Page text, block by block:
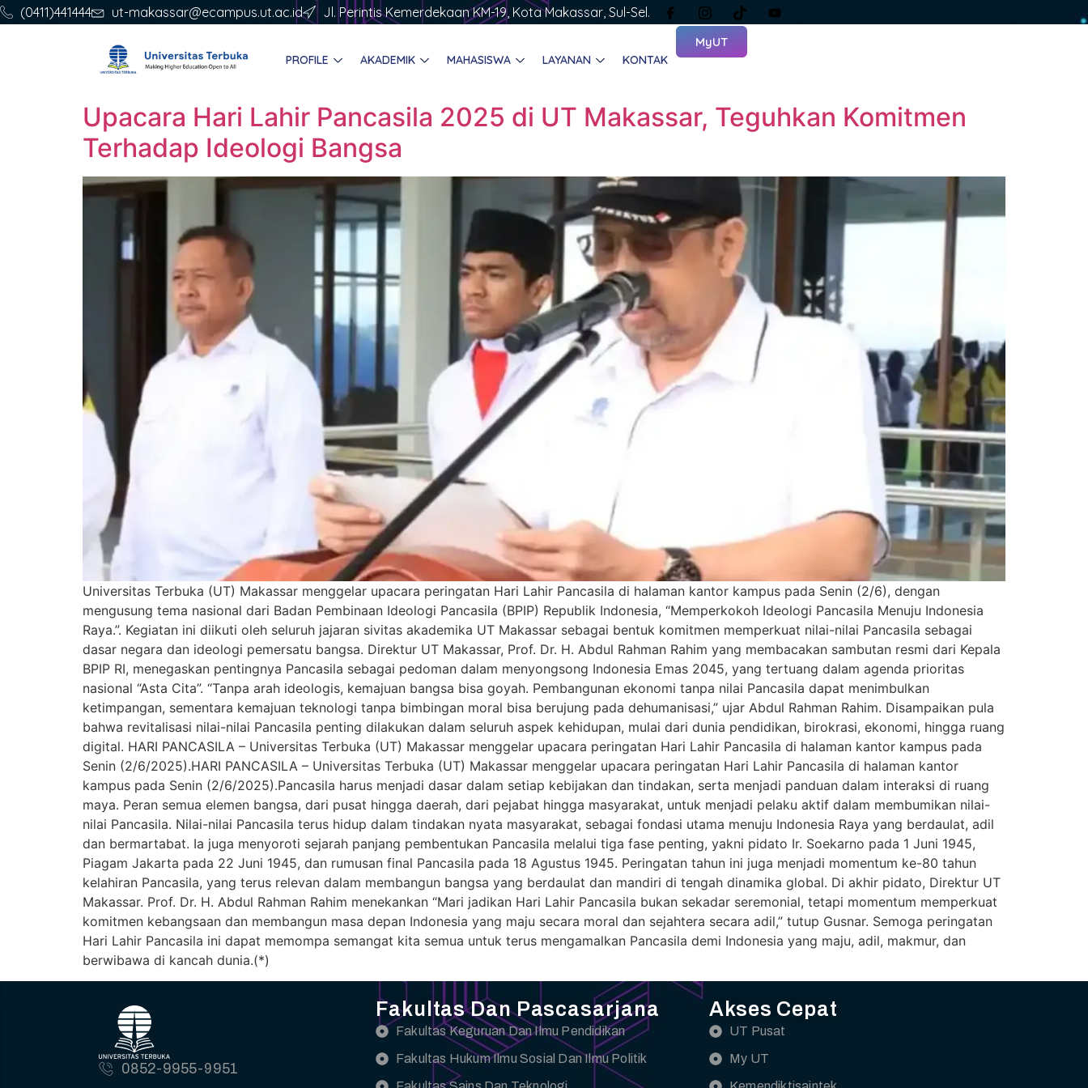
(0411)441444 ut-makassar@ecampus.ut.ac.id Jl. Perintis Kemerdekaan KM-19, Kota Makassar, Sul-Sel.
PROFILE AKADEMIK MAHASISWA LAYANAN KONTAK
MyUT
Upacara Hari Lahir Pancasila 2025 di UT Makassar, Teguhkan Komitmen
Terhadap Ideologi Bangsa
Universitas Terbuka (UT) Makassar menggelar upacara peringatan Hari Lahir Pancasila di halaman kantor kampus pada Senin (2/6), dengan
mengusung tema nasional dari Badan Pembinaan Ideologi Pancasila (BPIP) Republik Indonesia, “Memperkokoh Ideologi Pancasila Menuju Indonesia
Raya.”. Kegiatan ini diikuti oleh seluruh jajaran sivitas akademika UT Makassar sebagai bentuk komitmen memperkuat nilai-nilai Pancasila sebagai
dasar negara dan ideologi pemersatu bangsa. Direktur UT Makassar, Prof. Dr. H. Abdul Rahman Rahim yang membacakan sambutan resmi dari Kepala
BPIP RI, menegaskan pentingnya Pancasila sebagai pedoman dalam menyongsong Indonesia Emas 2045, yang tertuang dalam agenda prioritas
nasional “Asta Cita”. “Tanpa arah ideologis, kemajuan bangsa bisa goyah. Pembangunan ekonomi tanpa nilai Pancasila dapat menimbulkan
ketimpangan, sementara kemajuan teknologi tanpa bimbingan moral bisa berujung pada dehumanisasi,” ujar Abdul Rahman Rahim. Disampaikan pula
bahwa revitalisasi nilai-nilai Pancasila penting dilakukan dalam seluruh aspek kehidupan, mulai dari dunia pendidikan, birokrasi, ekonomi, hingga ruang
digital. HARI PANCASILA – Universitas Terbuka (UT) Makassar menggelar upacara peringatan Hari Lahir Pancasila di halaman kantor kampus pada
Senin (2/6/2025).HARI PANCASILA – Universitas Terbuka (UT) Makassar menggelar upacara peringatan Hari Lahir Pancasila di halaman kantor
kampus pada Senin (2/6/2025).Pancasila harus menjadi dasar dalam setiap kebijakan dan tindakan, serta menjadi panduan dalam interaksi di ruang
maya. Peran semua elemen bangsa, dari pusat hingga daerah, dari pejabat hingga masyarakat, untuk menjadi pelaku aktif dalam membumikan nilai-
nilai Pancasila. Nilai-nilai Pancasila terus hidup dalam tindakan nyata masyarakat, sebagai fondasi utama menuju Indonesia Raya yang berdaulat, adil
dan bermartabat. Ia juga menyoroti sejarah panjang pembentukan Pancasila melalui tiga fase penting, yakni pidato Ir. Soekarno pada 1 Juni 1945,
Piagam Jakarta pada 22 Juni 1945, dan rumusan final Pancasila pada 18 Agustus 1945. Peringatan tahun ini juga menjadi momentum ke-80 tahun
kelahiran Pancasila, yang terus relevan dalam membangun bangsa yang berdaulat dan mandiri di tengah dinamika global. Di akhir pidato, Direktur UT
Makassar. Prof. Dr. H. Abdul Rahman Rahim menekankan “Mari jadikan Hari Lahir Pancasila bukan sekadar seremonial, tetapi momentum memperkuat
komitmen kebangsaan dan membangun masa depan Indonesia yang maju secara moral dan sejahtera secara adil,” tutup Gusnar. Semoga peringatan
Hari Lahir Pancasila ini dapat memompa semangat kita semua untuk terus mengamalkan Pancasila demi Indonesia yang maju, adil, makmur, dan
berwibawa di kancah dunia.(*)
0852-9955-9951
Fakultas Dan Pascasarjana
Fakultas Keguruan Dan Ilmu Pendidikan
Fakultas Hukum Ilmu Sosial Dan Ilmu Politik
Akses Cepat
UT Pusat
My UT